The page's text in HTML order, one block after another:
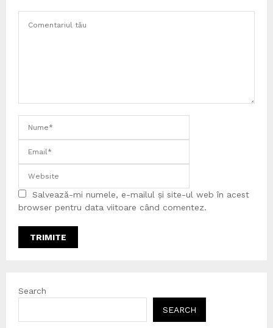
Salvează-mi numele, e-mailul și site-ul web în acest
browser pentru data viitoare când comentez.
Search
SEARCH